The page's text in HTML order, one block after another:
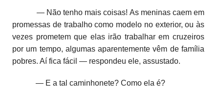
— Não tenho mais coisas! As meninas caem em
promessas de trabalho como modelo no exterior, ou às
vezes prometem que elas irão trabalhar em cruzeiros
por um tempo, algumas aparentemente vêm de família
pobres. Aí fica fácil — respondeu ele, assustado.
— E a tal caminhonete? Como ela é?